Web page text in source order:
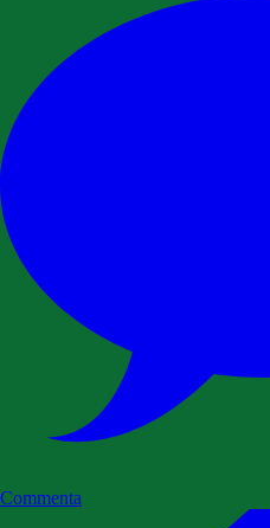
Commenta